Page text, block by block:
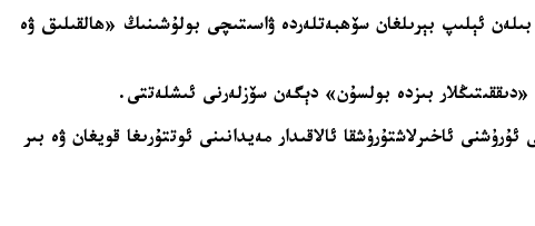
ئېلىپ بېرىلغان سۆھبەتلەردە ۋاسىتىچى بولۇشىنىڭ «ھالقىلىق ۋە
ئاخىرلاشتۇرۇشقا ئالاقىدار مەيدانىنى ئوتتۇرىغا قويغان ۋە بىر